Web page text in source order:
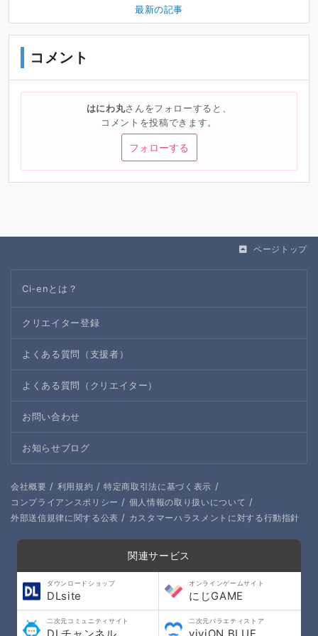
最新の記事
コメント
はにわ丸さんをフォローすると、
コメントを投稿できます。
フォローする
ページトップ
Ci-enとは？
クリエイター登録
よくある質問（支援者）
よくある質問（クリエイター）
お問い合わせ
お知らせブログ
会社概要 / 利用規約 / 特定商取引法に基づく表示 /
コンプライアンスポリシー / 個人情報の取り扱いについて /
外部送信規律に関する公表 / カスタマーハラスメントに対する行動指針
関連サービス
ダウンロードショップ
DLsite
オンラインゲームサイト
にじGAME
二次元コミュニティサイト 二次元バラエティストア